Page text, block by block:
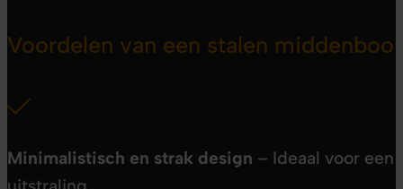
Voordelen van een stalen
Minimalistisch en strak design – Ideaal voor